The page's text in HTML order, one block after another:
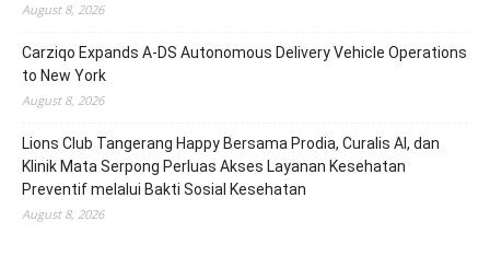
August 8, 2026
Carziqo Expands A-DS Autonomous Delivery Vehicle Operations
to New York
August 8, 2026
Lions Club Tangerang Happy Bersama Prodia, Curalis AI, dan
Klinik Mata Serpong Perluas Akses Layanan Kesehatan
Preventif melalui Bakti Sosial Kesehatan
August 8, 2026